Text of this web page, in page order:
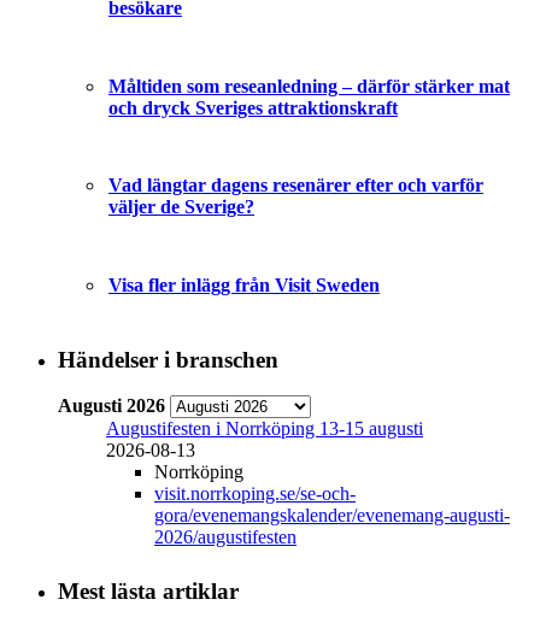
besökare
Måltiden som reseanledning – därför stärker mat
och dryck Sveriges attraktionskraft
Vad längtar dagens resenärer efter och varför
väljer de Sverige?
Visa fler inlägg från Visit Sweden
Händelser i branschen
Augusti 2026
Augustifesten i Norrköping 13-15 augusti
2026-08-13
Norrköping
visit.norrkoping.se/se-och-
gora/evenemangskalender/evenemang-augusti-
2026/augustifesten
Mest lästa artiklar